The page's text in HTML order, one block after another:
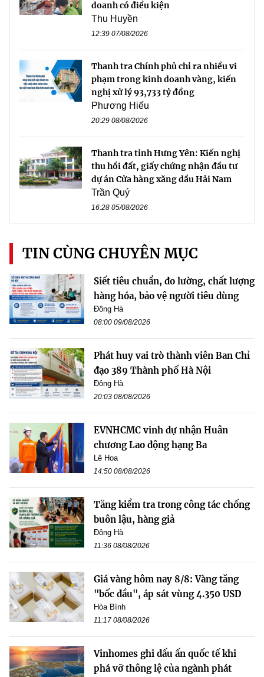
doanh có điều kiện
Thu Huyền
12:39 07/08/2026
Thanh tra Chính phủ chỉ ra nhiều vi
phạm trong kinh doanh vàng, kiến
nghị xử lý 93,733 tỷ đồng
Phương Hiếu
20:29 08/08/2026
Thanh tra tỉnh Hưng Yên: Kiến nghị
thu hồi đất, giấy chứng nhận đầu tư
dự án Cửa hàng xăng dầu Hải Nam
Trần Quý
16:28 05/08/2026
TIN CÙNG CHUYÊN MỤC
Siết tiêu chuẩn, đo lường, chất lượng
hàng hóa, bảo vệ người tiêu dùng
Đông Hà
08:00 09/08/2026
Phát huy vai trò thành viên Ban Chỉ
đạo 389 Thành phố Hà Nội
Đông Hà
20:03 08/08/2026
EVNHCMC vinh dự nhận Huân
chương Lao động hạng Ba
Lê Hoa
14:50 08/08/2026
Tăng kiểm tra trong công tác chống
buôn lậu, hàng giả
Đông Hà
11:36 08/08/2026
Giá vàng hôm nay 8/8: Vàng tăng
"bốc đầu", áp sát vùng 4.350 USD
Hòa Bình
11:17 08/08/2026
Vinhomes ghi dấu ấn quốc tế khi
phá vỡ thông lệ của ngành phát